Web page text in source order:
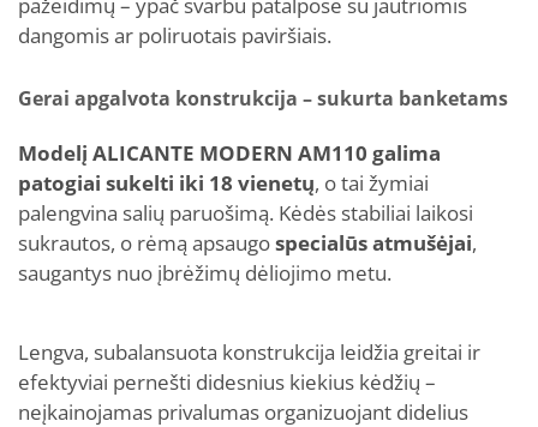
dangomis ar poliruotais paviršiais.
Gerai apgalvota konstrukcija – sukurta banketams
Modelį ALICANTE MODERN AM110 galima
patogiai sukelti iki 18 vienetų, o tai žymiai
palengvina salių paruošimą. Kėdės stabiliai laikosi
sukrautos, o rėmą apsaugospecialūs atmušėjai,
saugantys nuo įbrėžimų dėliojimo metu.
Lengva, subalansuota konstrukcija leidžia greitai ir
efektyviai pernešti didesnius kiekius kėdžių –
neįkainojamas privalumas organizuojant didelius